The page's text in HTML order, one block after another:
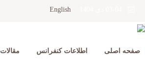
English
صفحه اصلی اطلاعات کنفرانس مقالات